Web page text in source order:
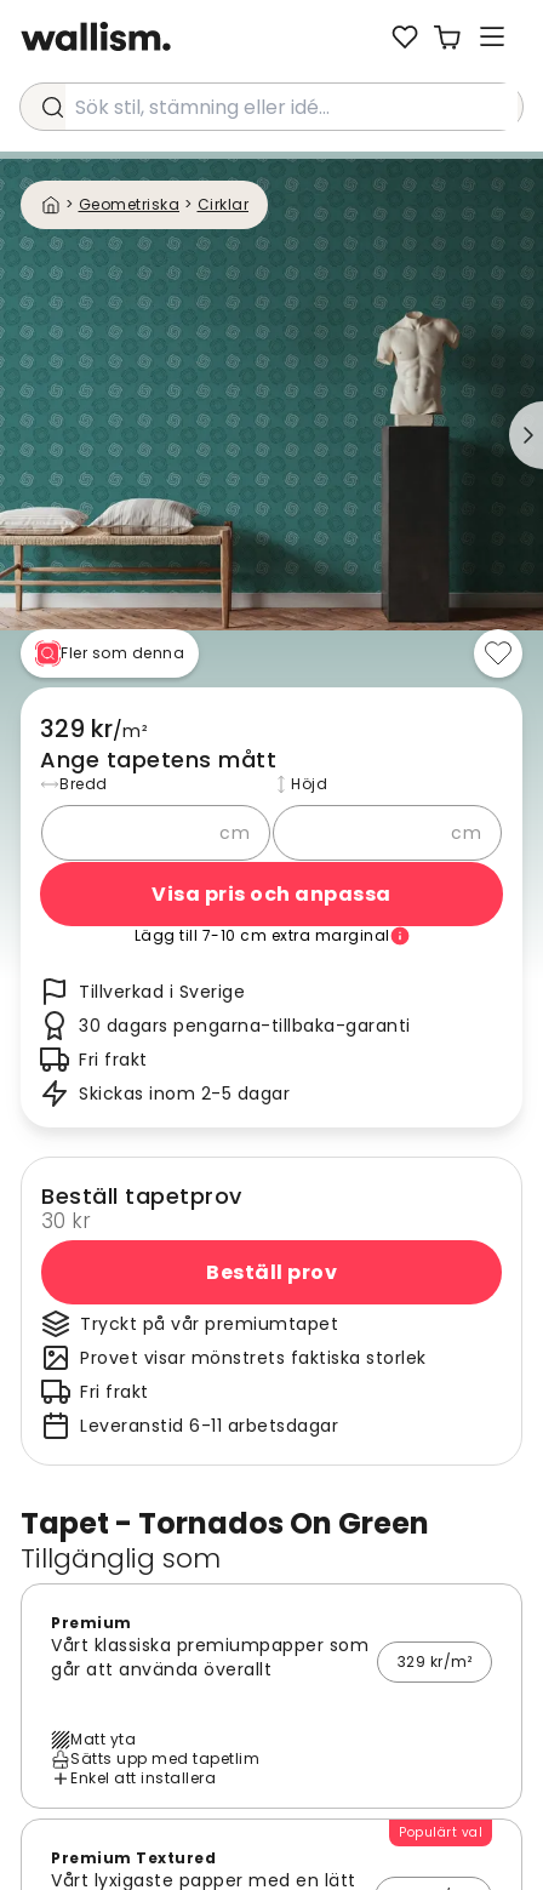
Sök stil, stämning eller idé...
> Geometriska > Cirklar
Tapet - Tornados On Green
Tillgänglig som
Premium
Vårt klassiska premiumpapper som
går att använda överallt
329 kr/m²
Matt yta
Sätts upp med tapetlim
Enkel att installera
Populärt val
Premium Textured
Vårt lyxigaste papper med en lätt
Fler som denna
329 kr/m²
Ange tapetens mått
Bredd
cm
Höjd
cm
Visa pris och anpassa
Lägg till 7-10 cm extra marginal
Tillverkad i Sverige
30 dagars pengarna-tillbaka-garanti
Fri frakt
Skickas inom 2-5 dagar
Beställ tapetprov
30 kr
Beställ prov
Tryckt på vår premiumtapet
Provet visar mönstrets faktiska storlek
Fri frakt
Leveranstid 6-11 arbetsdagar